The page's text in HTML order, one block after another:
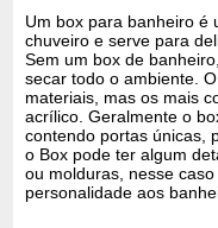
Um box para banheiro é
chuveiro e serve para
Sem um box de
secar todo o ambiente.
materiais, mas os mais
acrílico. Geralmente o
contendo portas únicas,
o Box pode ter algum
ou molduras, nesse
personalidade aos